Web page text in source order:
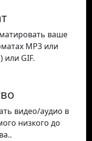
ваше
MP3 или
или GIF.
видео/аудио в
низкого до